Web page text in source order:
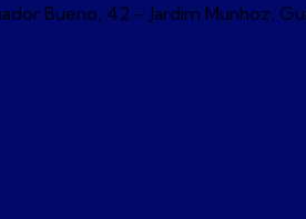
Bueno, 42 – Jardim Munhoz,